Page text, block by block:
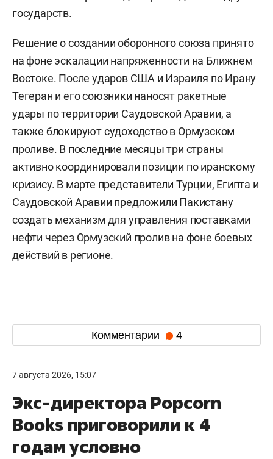
государств.
Решение о создании оборонного союза принято
на фоне эскалации напряженности на Ближнем
Востоке. После ударов США и Израиля по Ирану
Тегеран и его союзники наносят ракетные
удары по территории Саудовской Аравии, а
также блокируют судоходство в Ормузском
проливе. В последние месяцы три страны
активно координировали позиции по иранскому
кризису. В марте представители Турции, Египта и
Саудовской Аравии предложили Пакистану
создать механизм для управления поставками
нефти через Ормузский пролив на фоне боевых
действий в регионе.
Комментарии 4
7 августа 2026, 15:07
Экс-директора Popcorn
Books приговорили к 4
годам условно